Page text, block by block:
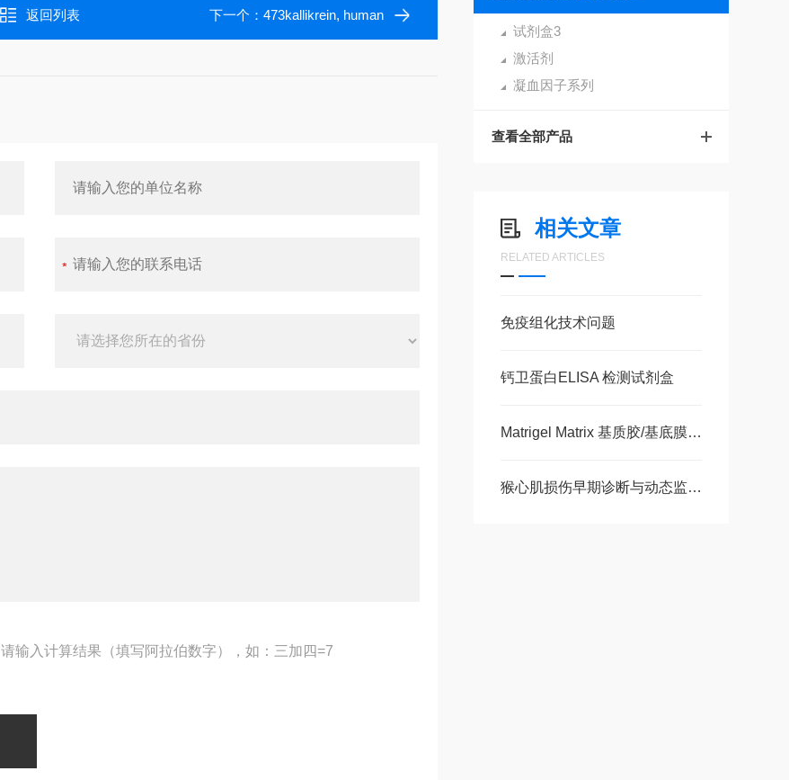
试剂盒3
激活剂
凝血因子系列
查看全部产品
相关文章
RELATED ARTICLES
免疫组化技术问题
钙卫蛋白ELISA 检测试剂盒
Matrigel Matrix 基质胶/基底膜基质 大量现货
猴心肌损伤早期诊断与动态监测-猴肌红蛋白ELISA 试剂盒
返回列表 下一个： 473kallikrein, human
请输入计算结果（填写阿拉伯数字），如：三加四=7